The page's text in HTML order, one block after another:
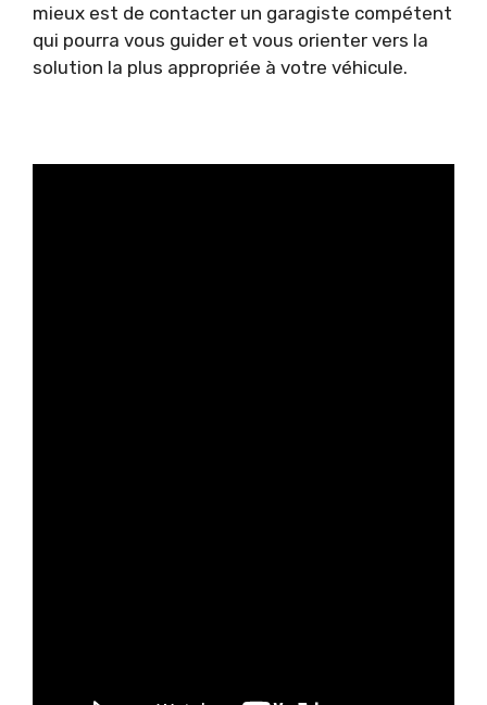
mieux est de contacter un garagiste compétent
qui pourra vous guider et vous orienter vers la
solution la plus appropriée à votre véhicule.